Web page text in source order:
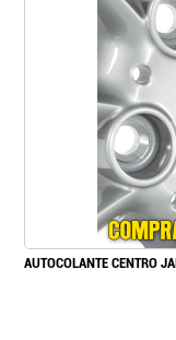
AUTOCOLANTE CENTRO